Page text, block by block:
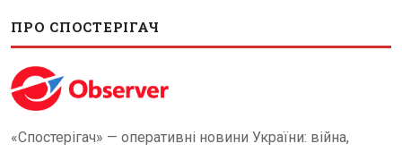
ПРО СПОСТЕРІГАЧ
«Спостерігач» — оперативні новини України: війна,